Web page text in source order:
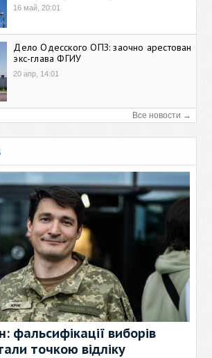
16 май, 20:01
Дело Одесского ОПЗ: заочно арестован
экс-глава ФГИУ
20 апр, 14:01
Все новости →
фальсифікації виборів
точкою відліку